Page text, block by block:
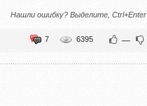
Нашли ошибку? Выделите, Ctrl+Enter
—
6395
7